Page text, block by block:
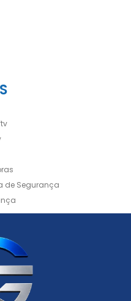
de Segurança
de Facilities
de Segurança
Cftv